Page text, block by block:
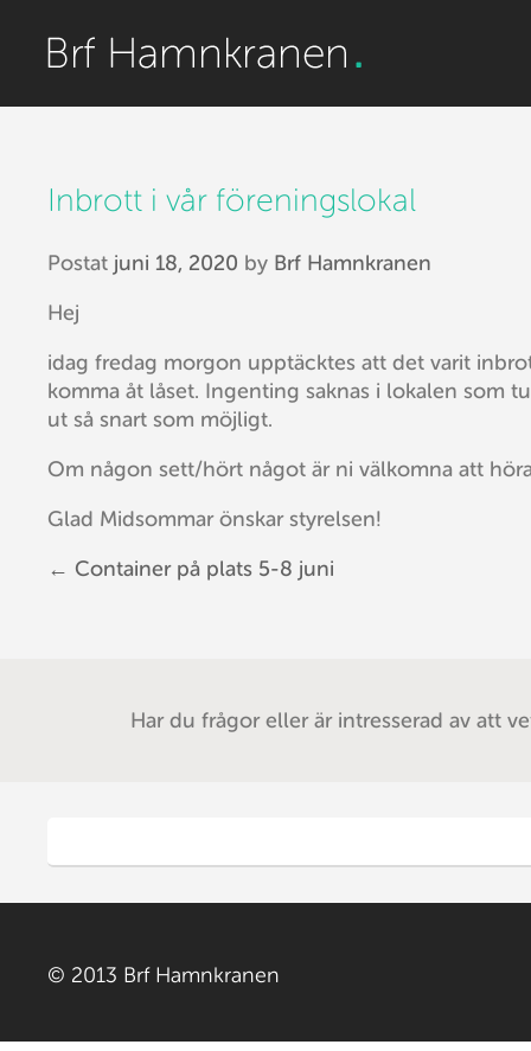
Inbrott i vår föreningslokal
Postat juni 18, 2020 by Brf Hamnkranen
Hej
idag fredag morgon upptäcktes att det varit
komma åt låset. Ingenting saknas i lokalen som
ut så snart som möjligt.
Om någon sett/hört något är ni välkomna att
Glad Midsommar önskar styrelsen!
← Container på plats 5-8 juni
Har du frågor eller är intresserad av att
© 2013 Brf Hamnkranen